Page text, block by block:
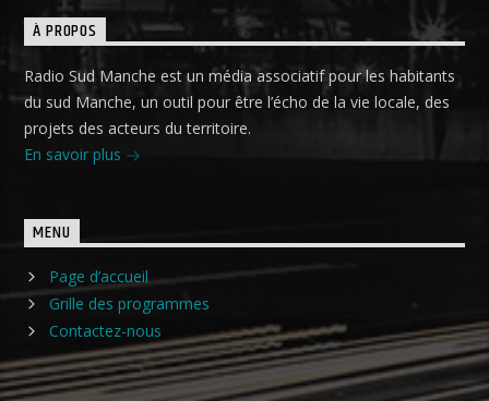
À PROPOS
Radio Sud Manche est un média associatif pour les habitants
du sud Manche, un outil pour être l’écho de la vie locale, des
projets des acteurs du territoire.
En savoir plus
MENU
Page d’accueil
Grille des programmes
Contactez-nous